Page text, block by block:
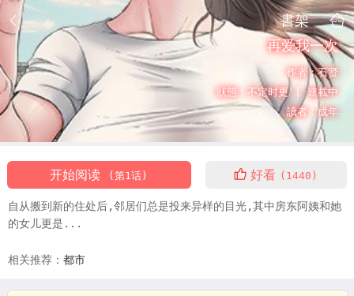
書架
再爱我一次
作者：石贤
狀態： 不定时更 |連載中
讀者：成年
开始阅读 (第1话) 好看 (1440)
自从搬到新的住处后,邻居们总是投来异样的目光,其中房东阿姨和她
的女儿更是...
相关推荐： 都市